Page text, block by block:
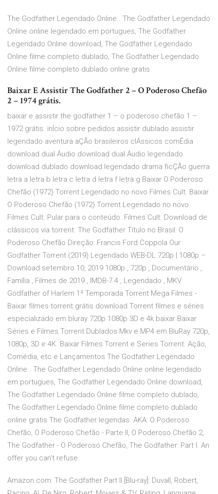
The Godfather Legendado Online . The Godfather Legendado
Online online legendado em portugues, The Godfather
Legendado Online download, The Godfather Legendado
Online filme completo dublado, The Godfather Legendado
Online filme completo dublado online gratis
Baixar E Assistir The Godfather 2 – O Poderoso Chefão
2 – 1974 grátis.
baixar e assistir the godfather 1 – o poderoso chefão 1 –
1972 grátis. inÍcio sobre pedidos assistir dublado assistir
legendado aventura aÇÃo brasileiros clÁssicos comÉdia
download dual Áudio download dual Áudio legendado
download dublado download legendado drama ficÇÃo guerra
letra a letra b letra c letra d letra f letra g Baixar O Poderoso
Chefão (1972) Torrent Legendado no novo Filmes Cult. Baixar
O Poderoso Chefão (1972) Torrent Legendado no novo
Filmes Cult. Pular para o conteúdo. Filmes Cult. Download de
clássicos via torrent. The Godfather Título no Brasil: O
Poderoso Chefão Direção: Francis Ford Coppola Our
Godfather Torrent (2019) Legendado WEB-DL 720p | 1080p –
Download setembro 10, 2019 1080p , 720p , Documentário ,
Família , Filmes de 2019 , IMDB-7.4 , Legendado , MKV
Godfather of Harlem 1ª Temporada Torrent Mega Filmes -
Baixar filmes torrent grátis download Torrent filmes e séries
especializado em bluray 720p 1080p 3D e 4k baixar Baixar
Séries e Filmes Torrent Dublados Mkv e MP4 em BluRay 720p,
1080p, 3D e 4K. Baixar Filmes Torrent e Series Torrent. Ação,
Comédia, etc e Lançamentos The Godfather Legendado
Online . The Godfather Legendado Online online legendado
em portugues, The Godfather Legendado Online download,
The Godfather Legendado Online filme completo dublado,
The Godfather Legendado Online filme completo dublado
online gratis The Godfather legendas. AKA: O Poderoso
Chefão, O Poderoso Chefão - Parte II, O Poderoso Chefão 2,
The Godfather - O Poderoso Chefão, The Godfather: Part I. An
offer you can't refuse.
Amazon.com: The Godfather Part II [Blu-ray]: Duvall, Robert,